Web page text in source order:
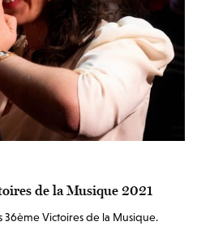
de la Musique 2021
Victoires de la Musique.